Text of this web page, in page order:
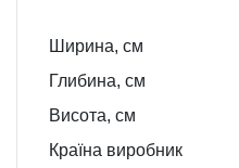
Ширина, см
Глибина, см
Висота, см
Країна виробник